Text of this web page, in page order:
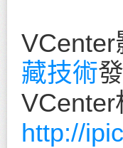
VCenter
藏技術
VCenter
http://